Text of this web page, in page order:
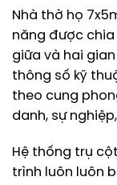
Nhà thờ họ
năng được
giữa và hai
thông số kỹ
theo cung
danh, sự
Hệ thống trụ
trình luôn luôn